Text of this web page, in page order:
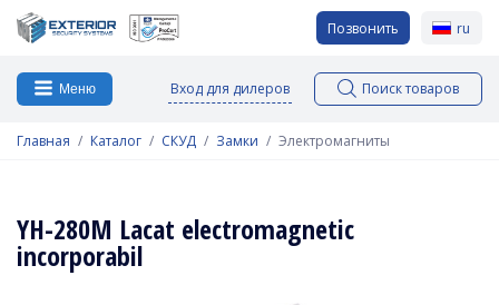
Позвонить ru
Меню Вход для дилеров Поиск товаров
Главная Каталог СКУД Замки Электромагниты
YH-280M Lacat electromagnetic
incorporabil